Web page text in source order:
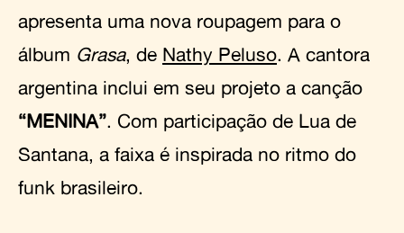
apresenta uma nova roupagem para o
álbum Grasa, de Nathy Peluso. A cantora
argentina inclui em seu projeto a canção
“MENINA”. Com participação de Lua de
Santana, a faixa é inspirada no ritmo do
funk brasileiro.